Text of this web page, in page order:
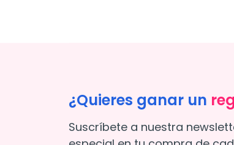
¿Quieres ganar un
Suscríbete a nuestra